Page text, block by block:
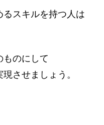
スキルを持つ人は
のにして
させましょう。